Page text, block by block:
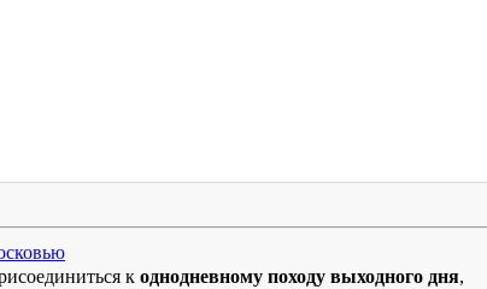
к однодневному походу выходного дня,